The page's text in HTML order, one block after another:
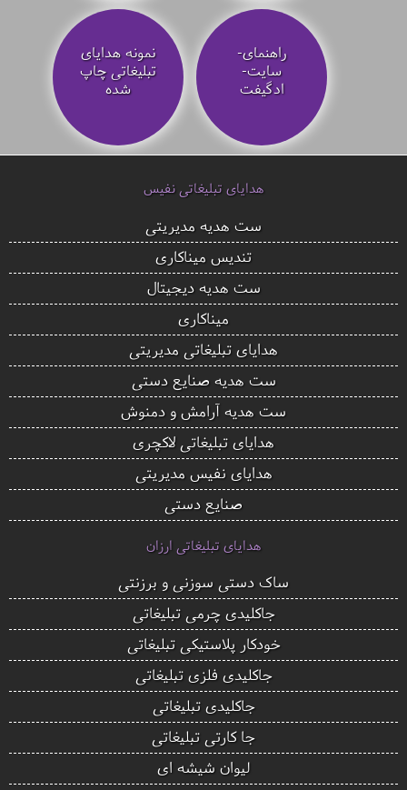
راهنمای-
سایت-
ادگیفت
نمونه هدایای
تبلیغاتی چاپ
شده
هدایای تبلیغاتی نفیس
ست هدیه مدیریتی
تندیس میناکاری
ست هدیه دیجیتال
میناکاری
هدایای تبلیغاتی مدیریتی
ست هدیه صنایع دستی
ست هدیه آرامش و دمنوش
هدایای تبلیغاتی لاکچری
هدایای نفیس مدیریتی
صنایع دستی
هدایای تبلیغاتی ارزان
ساک دستی سوزنی و برزنتی
جاکلیدی چرمی تبلیغاتی
خودکار پلاستیکی تبلیغاتی
جاکلیدی فلزی تبلیغاتی
جاکلیدی تبلیغاتی
جا کارتی تبلیغاتی
لیوان شیشه ای